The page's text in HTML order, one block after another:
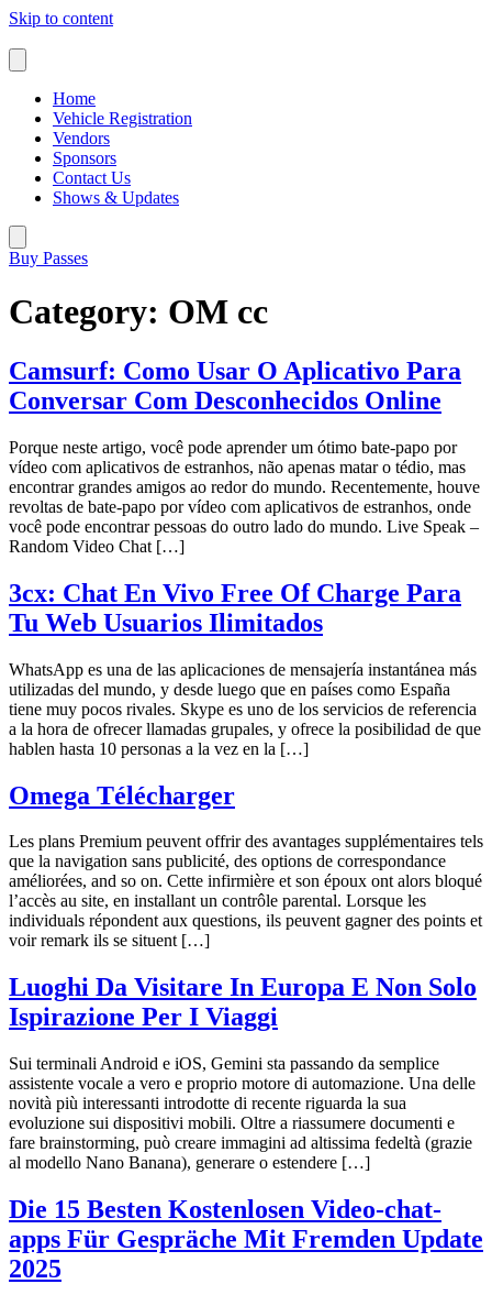
Skip to content
Home
Vehicle Registration
Vendors
Sponsors
Contact Us
Shows & Updates
Buy Passes
Category: OM cc
Camsurf: Como Usar O Aplicativo Para
Conversar Com Desconhecidos Online
Porque neste artigo, você pode aprender um ótimo bate-papo por
vídeo com aplicativos de estranhos, não apenas matar o tédio, mas
encontrar grandes amigos ao redor do mundo. Recentemente, houve
revoltas de bate-papo por vídeo com aplicativos de estranhos, onde
você pode encontrar pessoas do outro lado do mundo. Live Speak –
Random Video Chat […]
3cx: Chat En Vivo Free Of Charge Para
Tu Web Usuarios Ilimitados
WhatsApp es una de las aplicaciones de mensajería instantánea más
utilizadas del mundo, y desde luego que en países como España
tiene muy pocos rivales. Skype es uno de los servicios de referencia
a la hora de ofrecer llamadas grupales, y ofrece la posibilidad de que
hablen hasta 10 personas a la vez en la […]
Omega Télécharger
Les plans Premium peuvent offrir des avantages supplémentaires tels
que la navigation sans publicité, des options de correspondance
améliorées, and so on. Cette infirmière et son époux ont alors bloqué
l’accès au site, en installant un contrôle parental. Lorsque les
individuals répondent aux questions, ils peuvent gagner des points et
voir remark ils se situent […]
Luoghi Da Visitare In Europa E Non Solo
Ispirazione Per I Viaggi
Sui terminali Android e iOS, Gemini sta passando da semplice
assistente vocale a vero e proprio motore di automazione. Una delle
novità più interessanti introdotte di recente riguarda la sua
evoluzione sui dispositivi mobili. Oltre a riassumere documenti e
fare brainstorming, può creare immagini ad altissima fedeltà (grazie
al modello Nano Banana), generare o estendere […]
Die 15 Besten Kostenlosen Video-chat-
apps Für Gespräche Mit Fremden Update
2025